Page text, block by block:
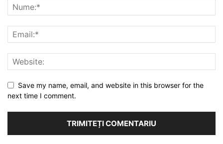
Save my name, email, and website in this browser for the
next time I comment.